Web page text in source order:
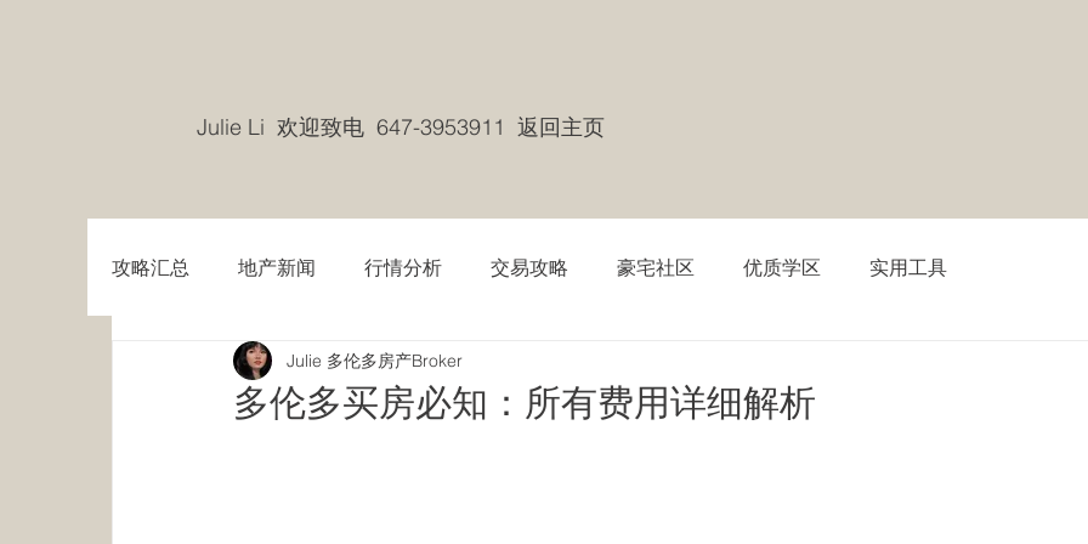
Julie Li 欢迎致电 647-3953911 返回主页
攻略汇总 地产新闻 行情分析 交易攻略 豪宅社区 优质学区 实用工具
多伦多买房必知：所有费用详细解析
Julie 多伦多房产Broker